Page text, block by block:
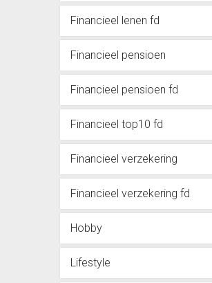
Financieel lenen fd
Financieel pensioen
Financieel pensioen fd
Financieel top10 fd
Financieel verzekering
Financieel verzekering fd
Hobby
Lifestyle